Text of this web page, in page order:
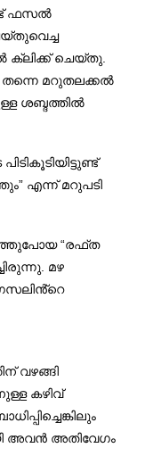
ഫസൽ
ചെയ്തു.
തന്നെ മറുതലക്കൽ
ശബ്ദത്തിൽ
എന്ന് മറുപടി
“രഫ്ത
മഴ
വഴങ്ങി
കഴിവ്
അവൻ അതിവേഗം